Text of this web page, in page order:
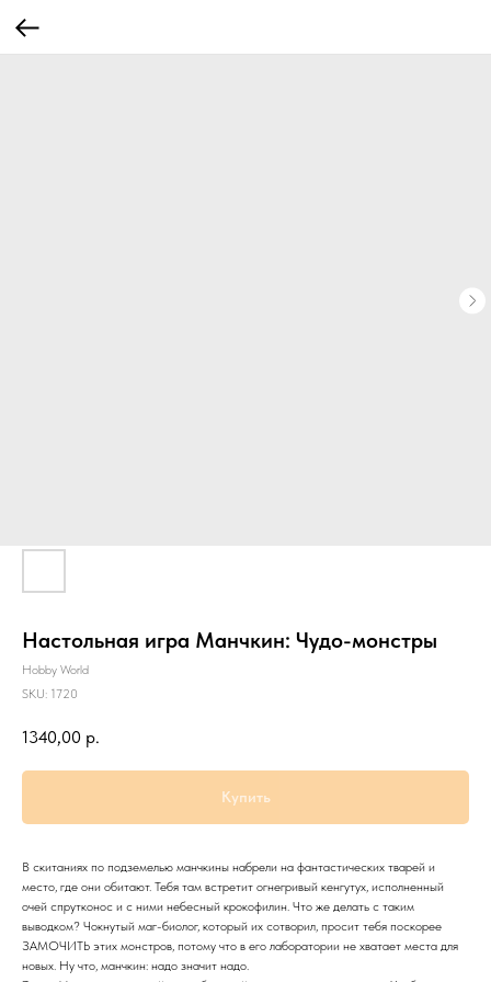
Настольная игра Манчкин: Чудо-монстры
Hobby World
SKU: 1720
1340,00 р.
Купить
В скитаниях по подземелью манчкины набрели на фантастических тварей и
место, где они обитают. Тебя там встретит огнегривый кенгутух, исполненный
очей спрутконос и с ними небесный крокофилин. Что же делать с таким
выводком? Чокнутый маг-биолог, который их сотворил, просит тебя поскорее
ЗАМОЧИТЬ этих монстров, потому что в его лаборатории не хватает места для
новых. Ну что, манчкин: надо значит надо.